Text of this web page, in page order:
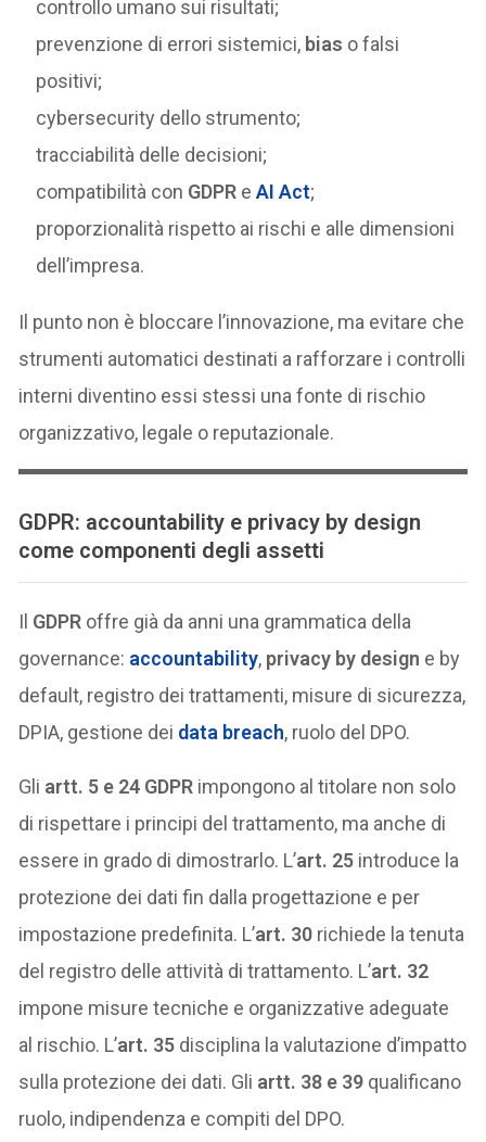
controllo umano sui risultati;
prevenzione di errori sistemici, bias o falsi
positivi;
cybersecurity dello strumento;
tracciabilità delle decisioni;
compatibilità con GDPR eAI Act;
proporzionalità rispetto ai rischi e alle dimensioni
dell’impresa.
Il punto non è bloccare l’innovazione, ma evitare che
strumenti automatici destinati a rafforzare i controlli
interni diventino essi stessi una fonte di rischio
organizzativo, legale o reputazionale.
GDPR: accountability e privacy by design
come componenti degli assetti
Il GDPR offre già da anni una grammatica della
governance: accountability, privacy by design e by
default, registro dei trattamenti, misure di sicurezza,
DPIA, gestione dei data breach, ruolo del DPO.
Gli artt. 5 e 24 GDPR impongono al titolare non solo
di rispettare i principi del trattamento, ma anche di
essere in grado di dimostrarlo. L’art. 25 introduce la
protezione dei dati fin dalla progettazione e per
impostazione predefinita. L’art. 30 richiede la tenuta
del registro delle attività di trattamento. L’art. 32
impone misure tecniche e organizzative adeguate
al rischio. L’art. 35 disciplina la valutazione d’impatto
sulla protezione dei dati. Gli artt. 38 e 39 qualificano
ruolo, indipendenza e compiti del DPO.